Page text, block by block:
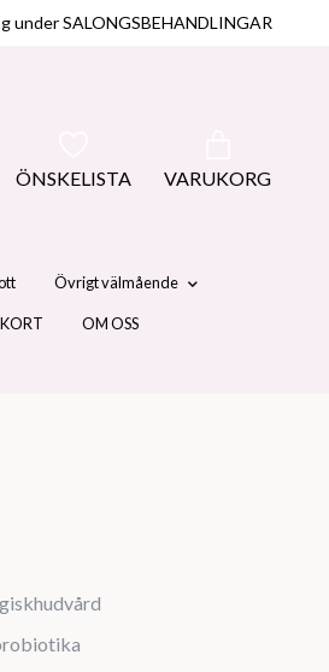
under SALONGSBEHANDLINGAR
ÖNSKELISTA VARUKORG
Övrigt välmående
OM OSS